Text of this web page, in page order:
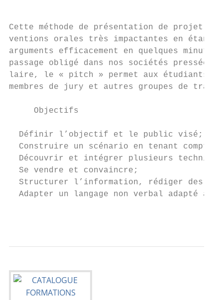
Cette méthode de présentation de projet
ventions orales très impactantes en étant
arguments efficacement en quelques
passage obligé dans nos sociétés
laire, le « pitch » permet aux étudiants
membres de jury et autres groupes de
     Objectifs
  Définir l’objectif et le public visé;
Construire un scénario en tenant compte
Découvrir et intégrer plusieurs
  Se vendre et convaincre;
Structurer l’information, rédiger des
Adapter un langage non verbal adapté à